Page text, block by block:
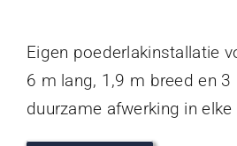
Eigen poederlakinstallatie
6 m lang, 1,9 m breed en
duurzame afwerking in